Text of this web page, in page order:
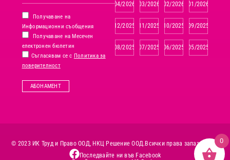
Получаване на
Информационни съобщения
Получаване на Месечен
електронен бюлетин
Съгласявам се с Политика за
поверителност
АБОНАМЕНТ
04/2026 03/2026 02/2026 01/2026
12/2025 11/2025 10/2025 09/2025
08/2025 07/2025 06/2025 05/2025
© 2023 ИК Труд и Право ООД, НКЦ Решение ООД. Всички права запазени.
Последвайте ни във Facebook
0